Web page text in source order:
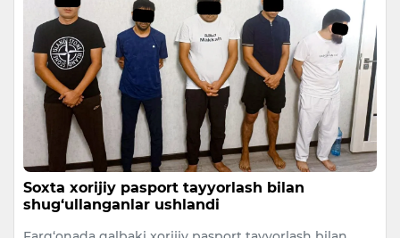
Soxta xorijiy pasport tayyorlash bilan
shug‘ullanganlar ushlandi